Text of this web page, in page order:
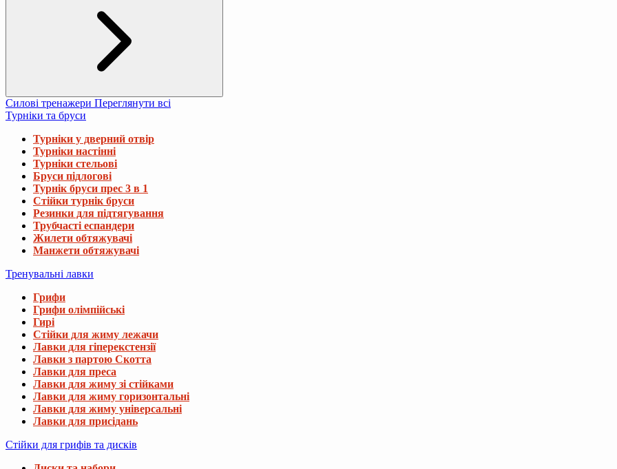
Силові тренажери Переглянути всі
Турніки та бруси
Турніки у дверний отвір
Турніки настінні
Турніки стельові
Бруси підлогові
Турнік бруси прес 3 в 1
Стійки турнік бруси
Резинки для підтягування
Трубчасті еспандери
Жилети обтяжувачі
Манжети обтяжувачі
Тренувальні лавки
Грифи
Грифи олімпійські
Гирі
Стійки для жиму лежачи
Лавки для гіперекстензії
Лавки з партою Скотта
Лавки для преса
Лавки для жиму зі стійками
Лавки для жиму горизонтальні
Лавки для жиму універсальні
Лавки для присідань
Стійки для грифів та дисків